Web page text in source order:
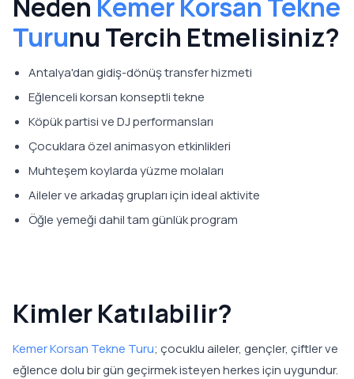
Turunu Tercih Etmelisiniz?
Antalya'dan gidiş-dönüş transfer hizmeti
Eğlenceli korsan konseptli tekne
Köpük partisi ve DJ performansları
Çocuklara özel animasyon etkinlikleri
Muhteşem koylarda yüzme molaları
Aileler ve arkadaş grupları için ideal aktivite
Öğle yemeği dahil tam günlük program
Kimler Katılabilir?
Kemer Korsan Tekne Turu; çocuklu aileler, gençler, çiftler ve
eğlence dolu bir gün geçirmek isteyen herkes için uygundur.